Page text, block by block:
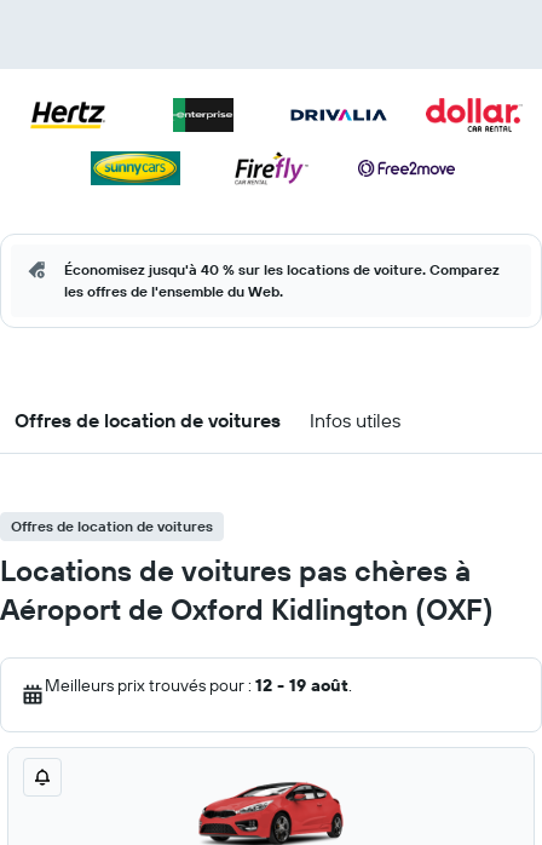
Économisez jusqu'à 40 % sur les locations de voiture. Comparez
les offres de l'ensemble du Web.
Offres de location de voitures Infos utiles
Offres de location de voitures
Locations de voitures pas chères à
Aéroport de Oxford Kidlington (OXF)
Meilleurs prix trouvés pour : 12 - 19 août.